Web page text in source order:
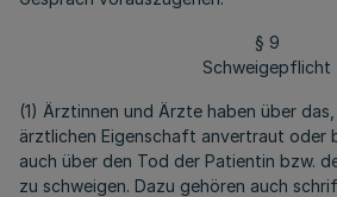
§ 9
Schweigepflicht
(1) Ärztinnen und Ärzte haben über
ärztlichen Eigenschaft anvertraut oder
auch über den Tod der Patientin bzw.
zu schweigen. Dazu gehören auch